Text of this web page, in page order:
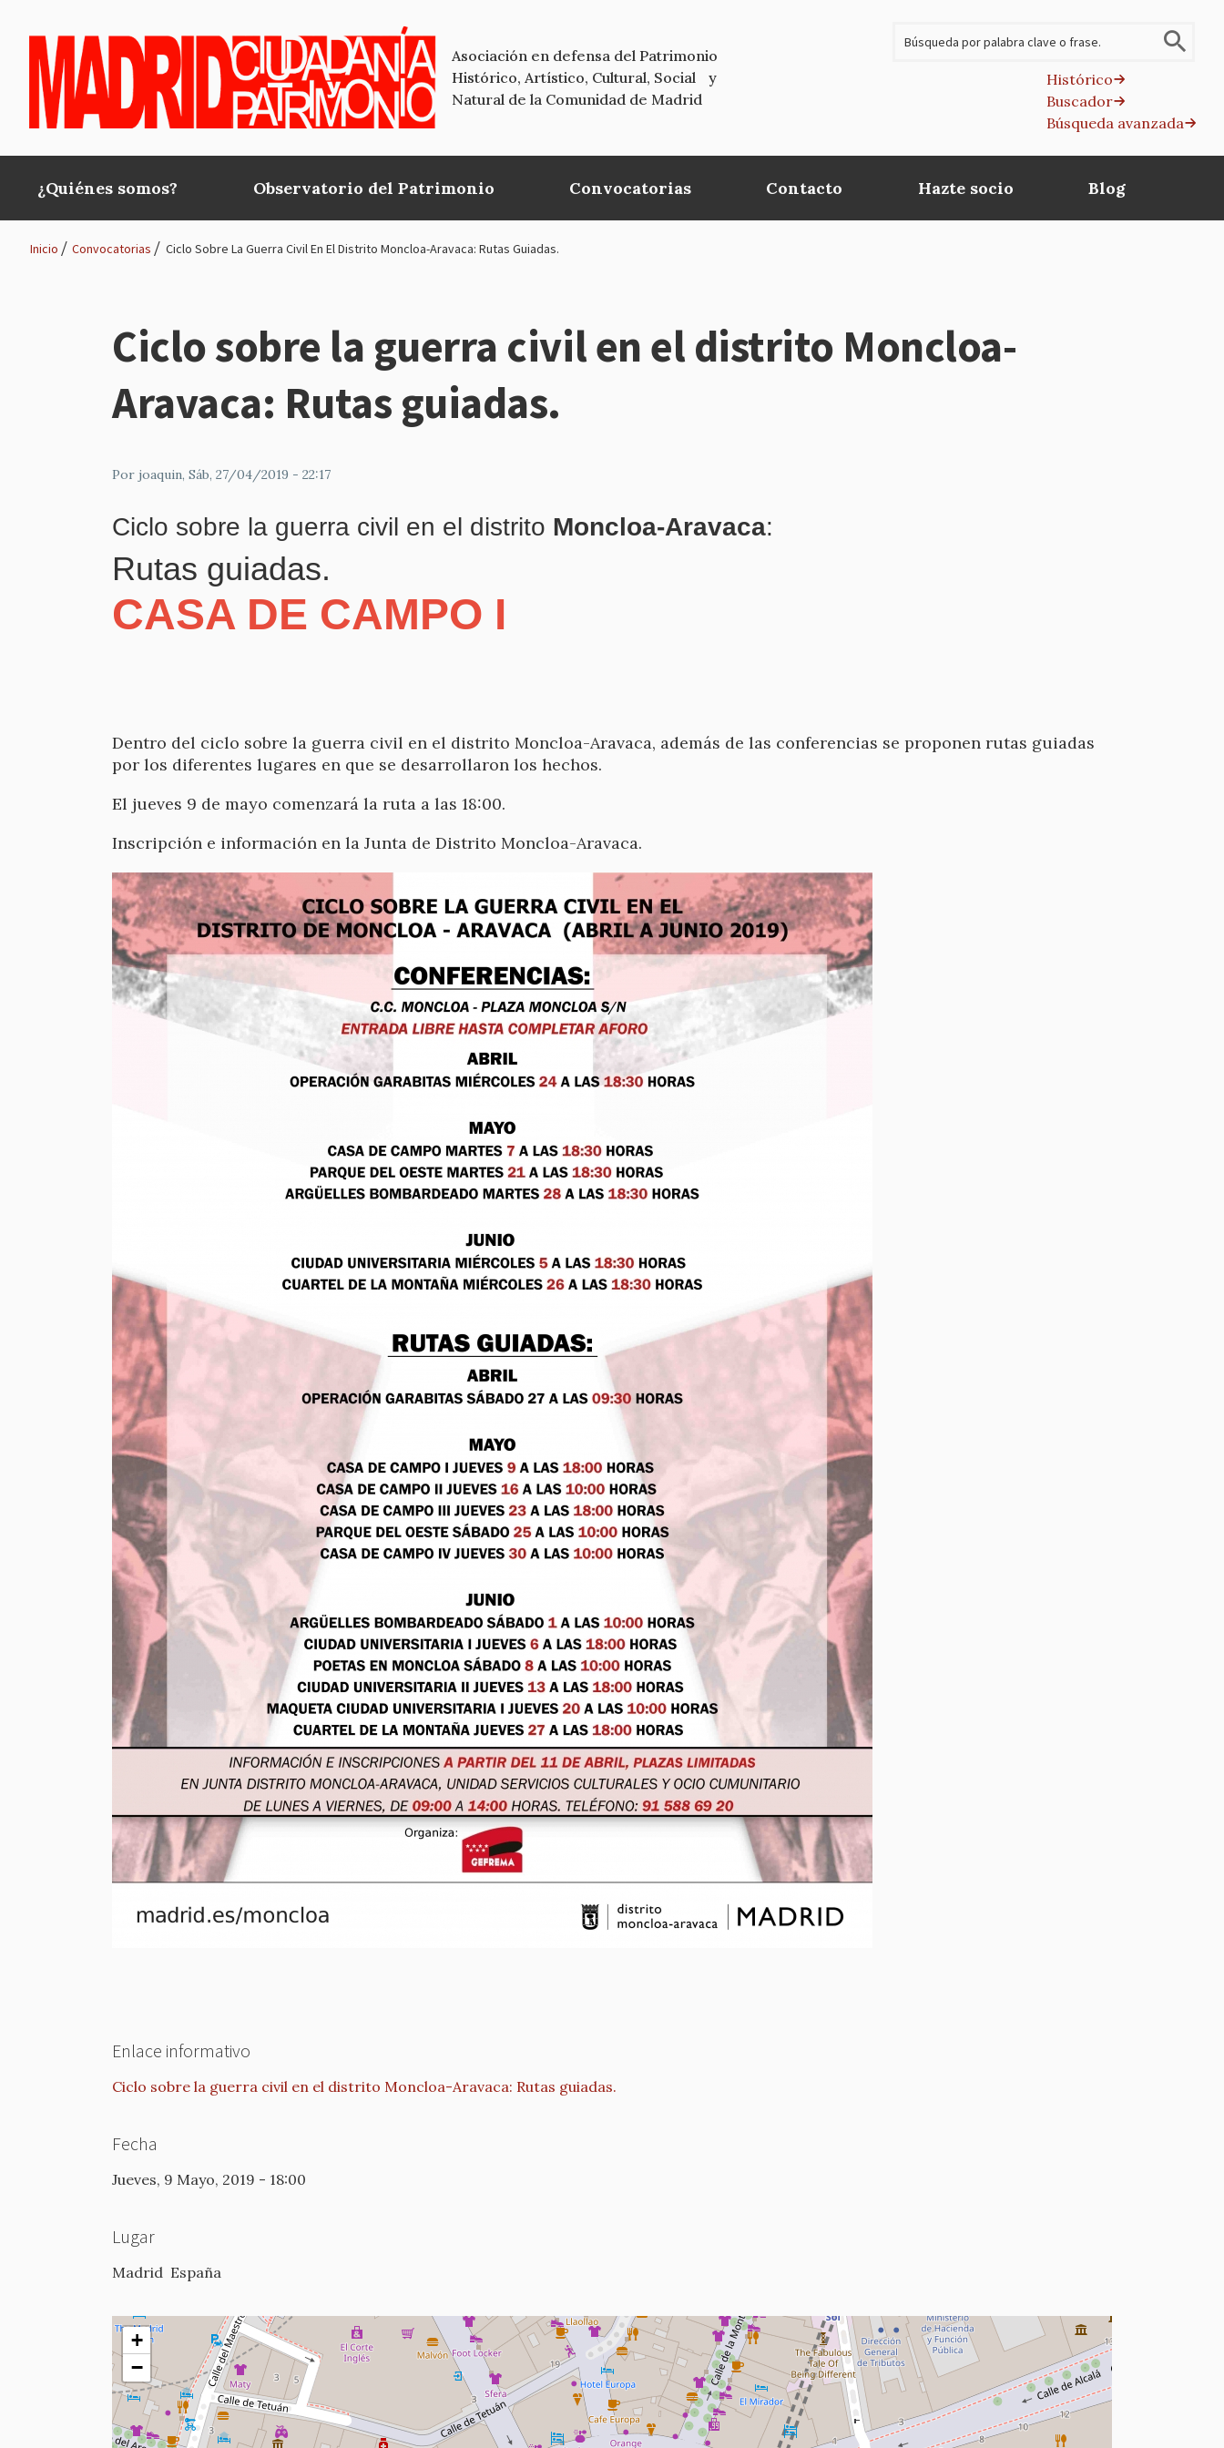
Asociación en defensa del Patrimonio
Histórico, Artístico, Cultural, Social y
Natural de la Comunidad de Madrid
Histórico
Buscador
Búsqueda avanzada
Main
navigation
¿Quiénes somos? Observatorio del Patrimonio Convocatorias Contacto Hazte socio Blog
Inicio Convocatorias Ciclo Sobre La Guerra Civil En El Distrito Moncloa-Aravaca: Rutas Guiadas.
Ciclo sobre la guerra civil en el distrito Moncloa-
Aravaca: Rutas guiadas.
Por joaquin, Sáb, 27/04/2019 - 22:17
Ciclo sobre la guerra civil en el distrito Moncloa-Aravaca:
Rutas guiadas.
CASA DE CAMPO I
Dentro del ciclo sobre la guerra civil en el distrito Moncloa-Aravaca, además de las conferencias se proponen rutas guiadas
por los diferentes lugares en que se desarrollaron los hechos.
El jueves 9 de mayo comenzará la ruta a las 18:00.
Inscripción e información en la Junta de Distrito Moncloa-Aravaca.
Enlace informativo
Ciclo sobre la guerra civil en el distrito Moncloa-Aravaca: Rutas guiadas.
Fecha
Jueves, 9 Mayo, 2019 - 18:00
Lugar
Madrid España
+
−